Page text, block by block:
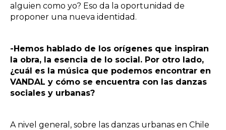
alguien como yo? Eso da la oportunidad de
proponer una nueva identidad.
-Hemos hablado de los orígenes que inspiran
la obra, la esencia de lo social. Por otro lado,
¿cuál es la música que podemos encontrar en
VANDAL y cómo se encuentra con las danzas
sociales y urbanas?
A nivel general, sobre las danzas urbanas en Chile